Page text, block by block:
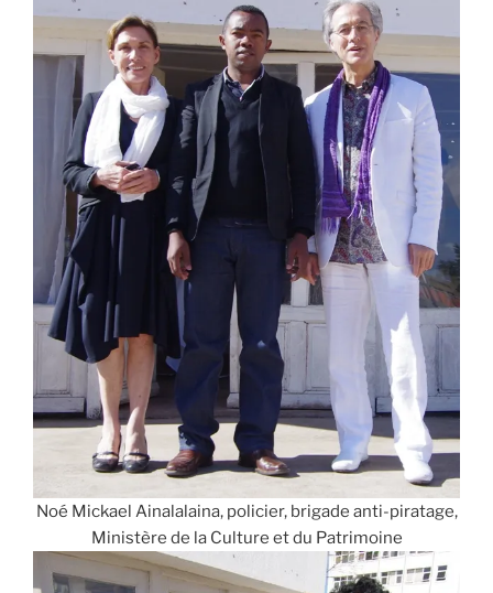
Noé Mickael Ainalalaina, policier, brigade anti-piratage,
Ministère de la Culture et du Patrimoine